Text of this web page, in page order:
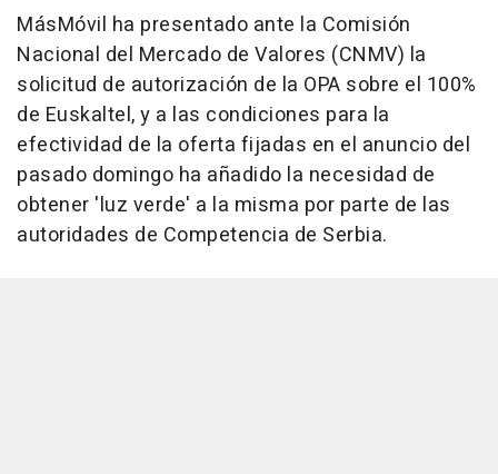
MásMóvil ha presentado ante la Comisión
Nacional del Mercado de Valores (CNMV) la
solicitud de autorización de la OPA sobre el 100%
de Euskaltel, y a las condiciones para la
efectividad de la oferta fijadas en el anuncio del
pasado domingo ha añadido la necesidad de
obtener 'luz verde' a la misma por parte de las
autoridades de Competencia de Serbia.